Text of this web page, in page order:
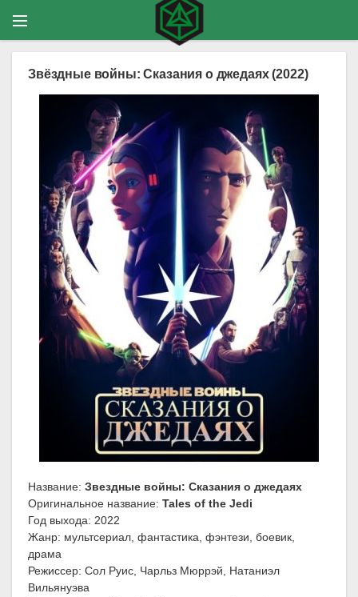
Звёздные войны: Сказания о джедаях (2022)
Название: Звездные войны: Сказания о джедаях
Оригинальное название: Tales of the Jedi
Год выхода: 2022
Жанр: мультсериал, фантастика, фэнтези, боевик,
драма
Режиссер: Сол Руис, Чарльз Мюррэй, Натаниэл
Вильянуэва